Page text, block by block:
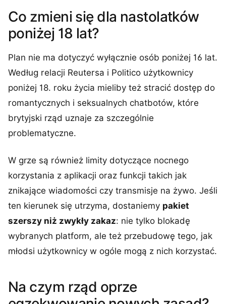
Co zmieni się dla nastolatków
poniżej 18 lat?
Plan nie ma dotyczyć wyłącznie osób poniżej 16 lat.
Według relacji Reutersa i Politico użytkownicy
poniżej 18. roku życia mieliby też stracić dostęp do
romantycznych i seksualnych chatbotów, które
brytyjski rząd uznaje za szczególnie
problematyczne.
W grze są również limity dotyczące nocnego
korzystania z aplikacji oraz funkcji takich jak
znikające wiadomości czy transmisje na żywo. Jeśli
ten kierunek się utrzyma, dostaniemy pakiet
szerszy niż zwykły zakaz: nie tylko blokadę
wybranych platform, ale też przebudowę tego, jak
młodsi użytkownicy w ogóle mogą z nich korzystać.
Na czym rząd oprze